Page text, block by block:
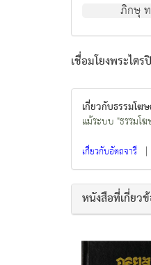
ภิกษุ
เชื่อมโยงพระไต
เกี่ยวกับธรรมโ
แม้ระบบ "ธรรมโ
เกี่ยวกับอัตถจารี |
หนังสือที่เกี่ยว